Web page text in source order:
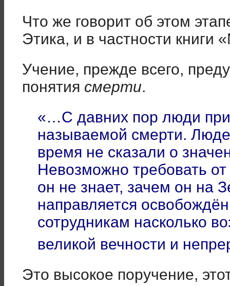
Что же говорит об этом
Этика, и в частности книги
Учение, прежде всего,
понятия смерти.
«…С давних пор люди
называемой смерти.
время не сказали о
Невозможно требовать
он не знает, зачем он на
направляется
сотрудникам насколько
великой вечности и
Это высокое поручение,